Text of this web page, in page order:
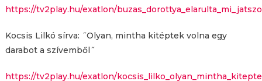
https://tv2play.hu/exatlon/
Kocsis Lilkó sírva: ˝Olyan, mintha kitéptek volna egy
darabot a szívemből˝
https://tv2play.hu/exatlon/